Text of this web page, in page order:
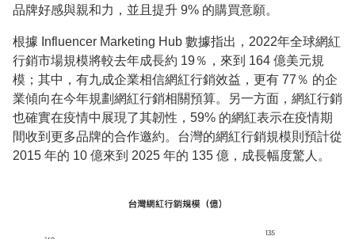
品牌好感與親和力，並且提升 9% 的購買意願。
根據 Influencer Marketing Hub 數據指出，2022年全球網紅
行銷市場規模將較去年成長約 19％，來到 164 億美元規
模；其中，有九成企業相信網紅行銷效益，更有 77％ 的企
業傾向在今年規劃網紅行銷相關預算。另一方面，網紅行銷
也確實在疫情中展現了其韌性，59% 的網紅表示在疫情期
間收到更多品牌的合作邀約。台灣的網紅行銷規模則預計從
2015 年的 10 億來到 2025 年的 135 億，成長幅度驚人。